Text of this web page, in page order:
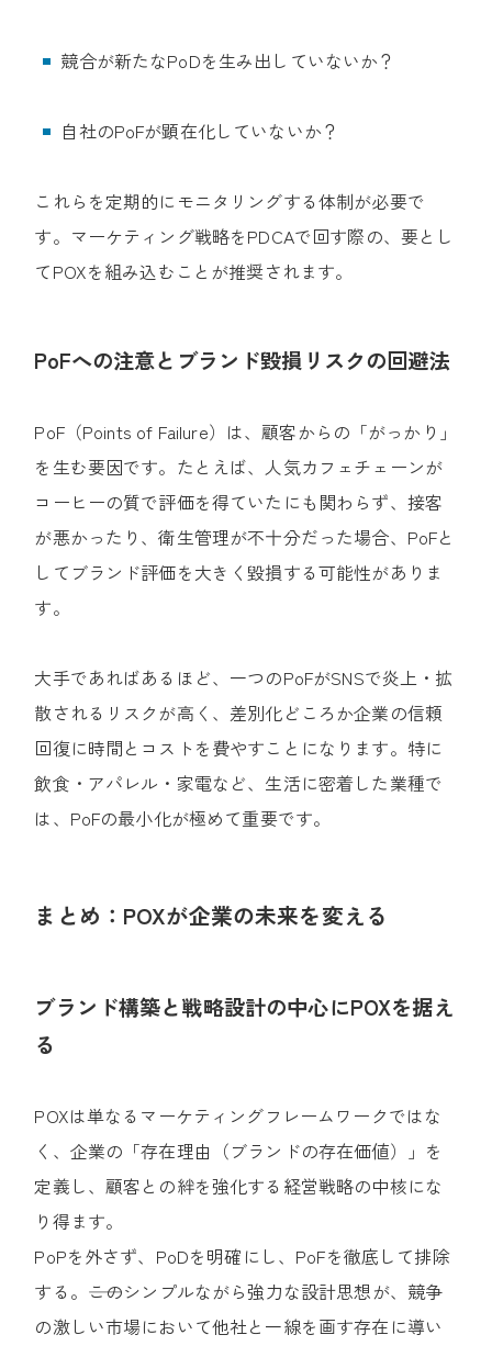
競合が新たなPoDを生み出していないか？
自社のPoFが顕在化していないか？
これらを定期的にモニタリングする体制が必要で
す。マーケティング戦略をPDCAで回す際の、要とし
てPOXを組み込むことが推奨されます。
PoFへの注意とブランド毀損リスクの回避法
PoF（Points of Failure）は、顧客からの「がっかり」
を生む要因です。たとえば、人気カフェチェーンが
コーヒーの質で評価を得ていたにも関わらず、接客
が悪かったり、衛生管理が不十分だった場合、PoFと
してブランド評価を大きく毀損する可能性がありま
す。
大手であればあるほど、一つのPoFがSNSで炎上・拡
散されるリスクが高く、差別化どころか企業の信頼
回復に時間とコストを費やすことになります。特に
飲食・アパレル・家電など、生活に密着した業種で
は、PoFの最小化が極めて重要です。
まとめ：POXが企業の未来を変える
ブランド構築と戦略設計の中心にPOXを据え
る
POXは単なるマーケティングフレームワークではな
く、企業の「存在理由（ブランドの存在価値）」を
定義し、顧客との絆を強化する経営戦略の中核にな
り得ます。
PoPを外さず、PoDを明確にし、PoFを徹底して排除
する。――このシンプルながら強力な設計思想が、競争
の激しい市場において他社と一線を画す存在に導い